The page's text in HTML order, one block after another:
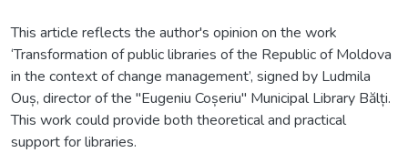
This article reflects the author's opinion on the work
‘Transformation of public libraries of the Republic of Moldova
in the context of change management’, signed by Ludmila
Ouș, director of the "Eugeniu Coșeriu" Municipal Library Bălți.
This work could provide both theoretical and practical
support for libraries.